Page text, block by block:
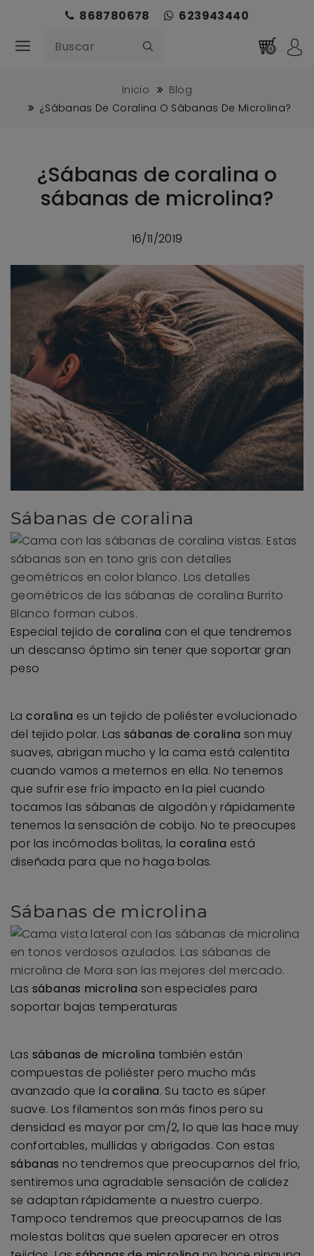
868780678 623943440
0
Inicio
Blog
¿Sábanas De Coralina O Sábanas De Microlina?
¿Sábanas de coralina o
sábanas de microlina?
16/11/2019
Sábanas de coralina
Especial tejido de coralina con el que tendremos
un descanso óptimo sin tener que soportar gran
peso
Lacoralina es un tejido de poliéster evolucionado
del tejido polar. Las sábanas de coralina son muy
suaves, abrigan mucho y la cama está calentita
cuando vamos a meternos en ella. No tenemos
que sufrir ese frío impacto en la piel cuando
tocamos las sábanas de algodón y rápidamente
tenemos la sensación de cobijo. No te preocupes
por las incómodas bolitas, la coralina está
diseñada para que no haga bolas.
Sábanas de microlina
Las sábanas microlina son especiales para
soportar bajas temperaturas
Las sábanas de microlina también están
compuestas de poliéster pero mucho más
avanzado que lacoralina. Su tacto es súper
suave. Los filamentos son más finos pero su
densidad es mayor por cm/2, lo que las hace muy
confortables, mullidas y abrigadas. Con estas
sábanas no tendremos que preocuparnos del frío,
sentiremos una agradable sensación de calidez
se adaptan rápidamente a nuestro cuerpo.
Tampoco tendremos que preocuparnos de las
molestas bolitas que suelen aparecer en otros